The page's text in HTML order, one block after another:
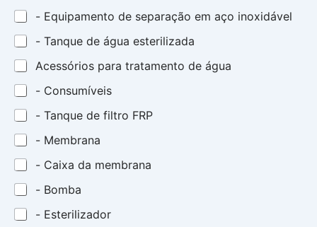
- Equipamento de separação em aço inoxidável
- Tanque de água esterilizada
Acessórios para tratamento de água
- Consumíveis
- Tanque de filtro FRP
- Membrana
- Caixa da membrana
- Bomba
- Esterilizador